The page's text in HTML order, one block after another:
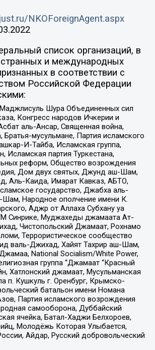
NKOForeignAgent.aspx
список организаций, в
и международных
в соответствии с
Российской Федерации
Шура Объединенных сил
Конгресс народов Ичкерии и
аль-Ансар, Священная война,
Братья-мусульмане, Партия исламского
И-Тайба, Исламская группа,
Исламская партия Туркестана,
реформ, Общество возрождения
Дом двух святых, Джунд аш-Шам,
Аль-Каида, Имарат Кавказ, АБТО,
государство, Джабха аль-
Народное ополчение имени К.
Аджр от Аллаха Субхану уа
Синрике, Муджахеды джамаата Ат-
Чистопольский Джамаат, Рохнамо
Террористическое сообщество
валь-Джихад, Хайят Тахрир аш-Шам,
National Socialism/White Power,
группа “Джамаат “Красный
Хатлонский джамаат, Мусульманская
п. Кушкуль г. Оренбург, Крымско-
батальон имени Номана
Партия исламского возрождения
самооборона, Дуббайский
ячейка, Батал-Хаджи Белхороев,
Молодёжь Которая Улыбается,
Айдар, Русский добровольческий